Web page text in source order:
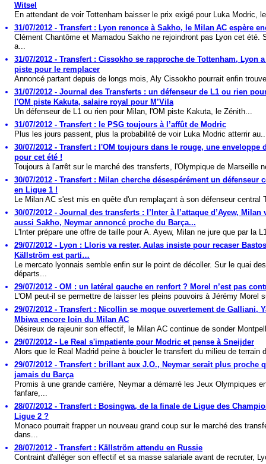
Witsel
En attendant de voir Tottenham baisser le prix exigé pour Luka Modric,
31/07/2012 - Transfert : Lyon renonce à Sakho, le Milan AC espère
Clément Chantôme et Mamadou Sakho ne rejoindront pas Lyon cet été.
a...
31/07/2012 - Transfert : Cissokho se rapproche de Tottenham, Lyon
piste pour le remplacer
Annoncé partant depuis de longs mois, Aly Cissokho pourrait enfin
31/07/2012 - Journal des Transferts : un défenseur de L1 ou rien
l'OM piste Kakuta, salaire royal pour M’Vila
Un défenseur de L1 ou rien pour Milan, l'OM piste Kakuta, le Zénith...
31/07/2012 - Transfert : le PSG toujours à l’affût de Modric
Plus les jours passent, plus la probabilité de voir Luka Modric atterrir
30/07/2012 - Transfert : l'OM toujours dans le rouge, une enveloppe
pour cet été !
Toujours à l'arrêt sur le marché des transferts, l'Olympique de Marseille
30/07/2012 - Transfert : Milan cherche désespérément un défenseur
en Ligue 1 !
Le Milan AC s'est mis en quête d'un remplaçant à son défenseur central
30/07/2012 - Journal des transferts : l’Inter à l’attaque d’Ayew, Milan
aussi Sakho, Neymar annoncé proche du Barça...
L'Inter prépare une offre de taille pour A. Ayew, Milan ne jure que par la
29/07/2012 - Lyon : Lloris va rester, Aulas insiste pour recaser
Källström est parti…
Le mercato lyonnais semble enfin sur le point de décoller. Sur le quai des
départs...
29/07/2012 - OM : un latéral gauche en renfort ? Morel n’est pas
L'OM peut-il se permettre de laisser les pleins pouvoirs à Jérémy Morel
29/07/2012 - Transfert : Nicollin se moque ouvertement de Galliani,
Mbiwa encore loin du Milan AC
Désireux de rajeunir son effectif, le Milan AC continue de sonder
29/07/2012 - Le Real s'impatiente pour Modric et pense à Sneijder
Alors que le Real Madrid peine à boucler le transfert du milieu de terrain
29/07/2012 - Transfert : brillant aux J.O., Neymar serait plus proche
jamais du Barça
Promis à une grande carrière, Neymar a démarré les Jeux Olympiques
fanfare,...
28/07/2012 - Transfert : Bosingwa, de la finale de Ligue des
Ligue 2 ?
Monaco pourrait frapper un nouveau grand coup sur le marché des
dans...
28/07/2012 - Transfert : Källström attendu en Russie
Contraint d'alléger son effectif et sa masse salariale avant de recruter,